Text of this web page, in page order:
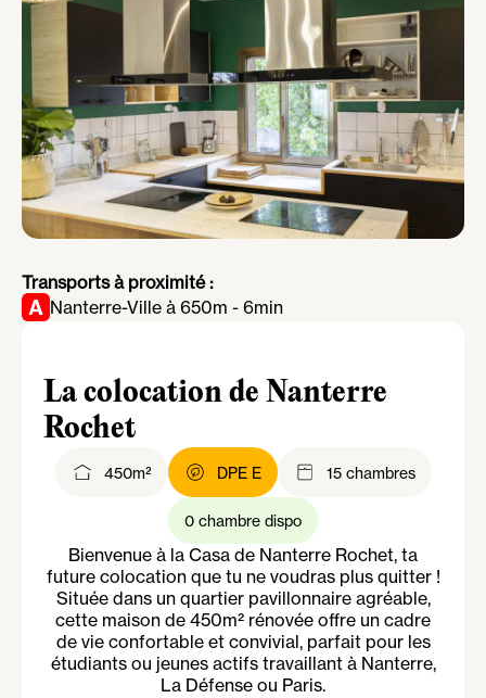
Transports à proximité :
Nanterre-Ville à 650m - 6min
La colocation de Nanterre
Rochet
450m² DPE E 15 chambres
0 chambre dispo
Bienvenue à la Casa de Nanterre Rochet, ta
future colocation que tu ne voudras plus quitter !
Située dans un quartier pavillonnaire agréable,
cette maison de 450m² rénovée offre un cadre
de vie confortable et convivial, parfait pour les
étudiants ou jeunes actifs travaillant à Nanterre,
La Défense ou Paris.